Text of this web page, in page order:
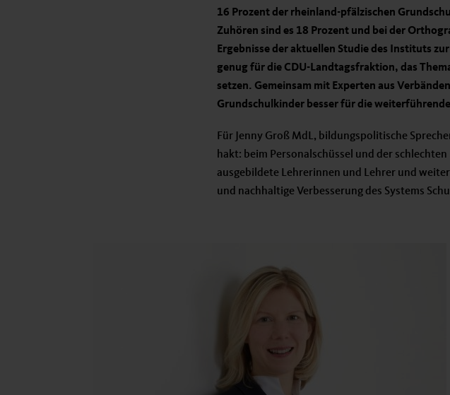
16 Prozent der rheinland-pfälzischen
Zuhören sind es 18 Prozent und bei der
Ergebnisse der aktuellen Studie des Instituts
genug für die CDU-Landtagsfraktion, das
setzen. Gemeinsam mit Experten aus
Grundschulkinder besser für die
Für Jenny Groß MdL, bildungspolitische
hakt: beim Personalschüssel und der
ausgebildete Lehrerinnen und Lehrer und
und nachhaltige Verbesserung des Systems